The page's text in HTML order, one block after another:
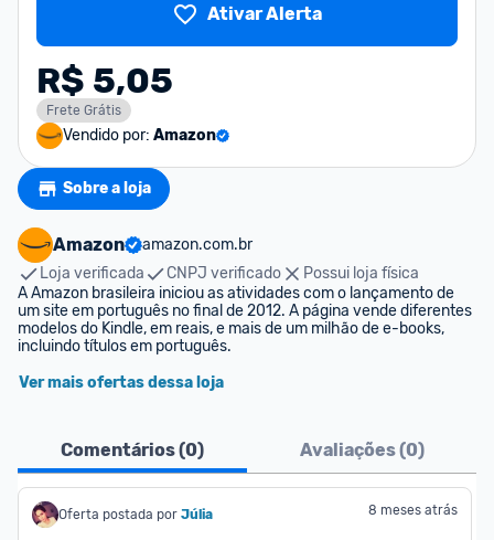
Ativar Alerta
R$ 5,05
Frete Grátis
Vendido por: Amazon
Sobre a loja
Amazon
amazon.com.br
Loja verificada
CNPJ verificado
Possui loja física
A Amazon brasileira iniciou as atividades com o lançamento de
um site em português no final de 2012. A página vende diferentes
modelos do Kindle, em reais, e mais de um milhão de e-books,
incluindo títulos em português.
Ver mais ofertas dessa loja
Comentários (0) Avaliações (0)
Oferta postada por Júlia 8 meses atrás